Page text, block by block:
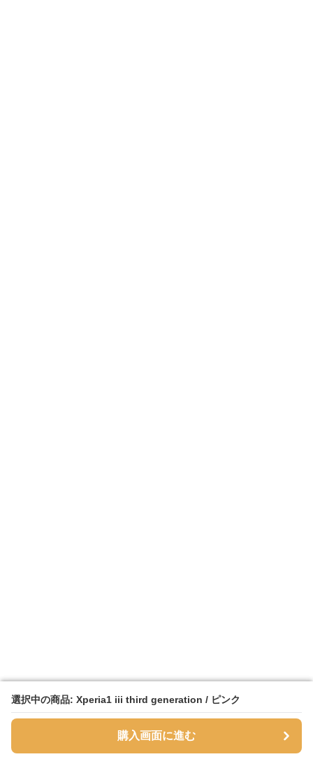
選択中の商品: Xperia1 iii third generation / ピンク
購入画面に進む
選択中の商品: Xperia1 iii third generation / ピンク
購入画面に進む